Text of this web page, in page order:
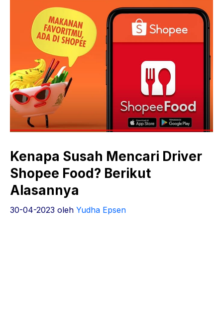
Kenapa Susah Mencari Driver
Shopee Food? Berikut
Alasannya
30-04-2023 oleh Yudha Epsen